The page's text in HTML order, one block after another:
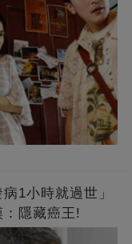
1小時就過世」
隱藏癌王!